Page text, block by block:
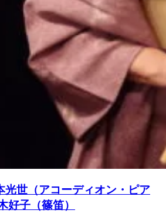
光世（アコーディオン・ピア
好子（篠笛）